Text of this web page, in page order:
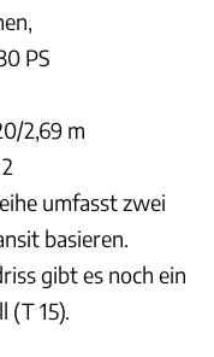
PS
2,69 m
umfasst zwei
basieren.
gibt es noch ein
15).